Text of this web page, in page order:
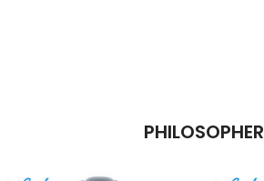
PHILOSOPHER